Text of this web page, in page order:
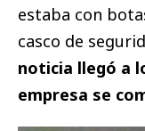
estaba con
casco de
noticia llegó a
empresa se